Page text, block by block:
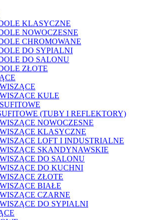
KLASYCZNE
NOWOCZESNE
CHROMOWANE
DO SYPIALNI
DO SALONU
ZŁOTE
KULE
(TUBY I REFLEKTORY)
NOWOCZESNE
KLASYCZNE
LOFT I INDUSTRIALNE
SKANDYNAWSKIE
DO SALONU
DO KUCHNI
ZŁOTE
BIAŁE
CZARNE
DO SYPIALNI